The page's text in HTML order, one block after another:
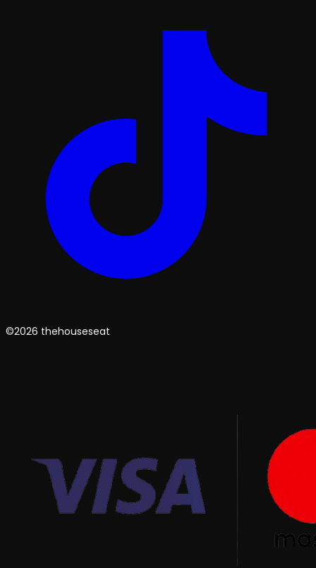
©2026 thehouseseat